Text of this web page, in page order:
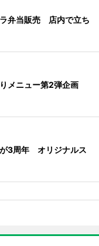
弁当販売 店内で立ち
メニュー第2弾企画
3周年 オリジナルス